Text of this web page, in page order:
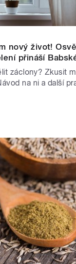
nový život!
přináší
záclony? Zkusit
na ni a další